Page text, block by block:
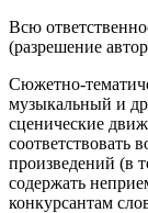
Всю
(разрешение
Сюжетно-
музыкальный и
сценические
соответствовать
произведений (в
содержать
конкурсантам